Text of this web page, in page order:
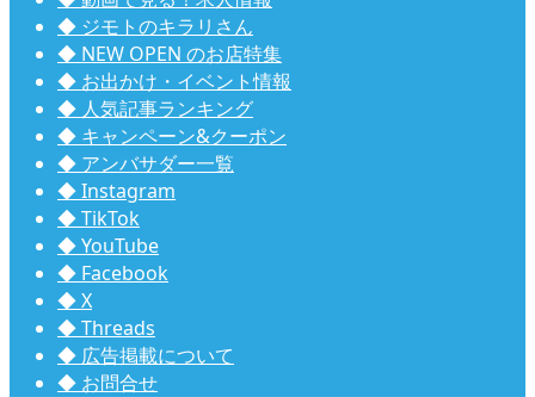
◆ ジモトのキラリさん
◆ NEW OPEN のお店特集
◆ お出かけ・イベント情報
◆ 人気記事ランキング
◆ キャンペーン&クーポン
◆ アンバサダー一覧
◆ Instagram
◆ TikTok
◆ YouTube
◆ Facebook
◆ X
◆ Threads
◆ 広告掲載について
◆ お問合せ